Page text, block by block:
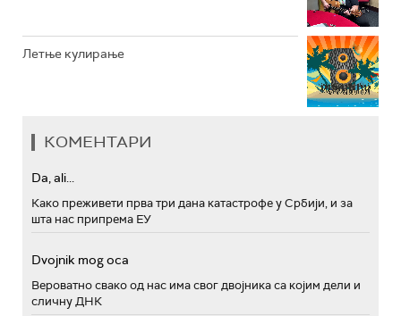
Летње кулирање
КОМЕНТАРИ
Da, ali...
Како преживети прва три дана катастрофе у Србији, и за
шта нас припрема ЕУ
Dvojnik mog oca
Вероватно свако од нас има свог двојника са којим дели и
сличну ДНК